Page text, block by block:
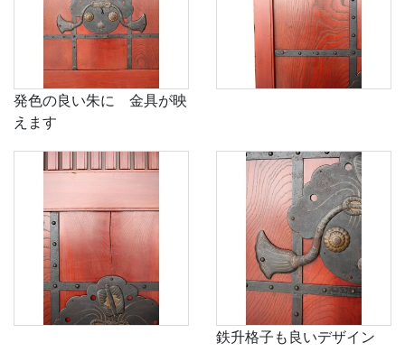
発色の良い朱に 金具が映
えます
鉄升格子も良いデザイン